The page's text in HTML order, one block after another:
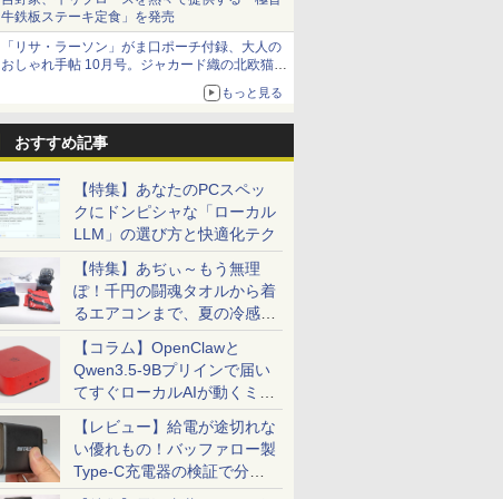
牛鉄板ステーキ定食」を発売
「リサ・ラーソン」がま口ポーチ付録、大人の
おしゃれ手帖 10月号。ジャカード織の北欧猫デ
もっと見る
おすすめ記事
【特集】あなたのPCスペッ
クにドンピシャな「ローカル
LLM」の選び方と快適化テク
【特集】あぢぃ～もう無理
ぽ！千円の闘魂タオルから着
るエアコンまで、夏の冷感グ
ッズ一挙紹介
【コラム】OpenClawと
Qwen3.5-9Bプリインで届い
てすぐローカルAIが動くミニ
PC「SER9 Pro」
【レビュー】給電が途切れな
い優れもの！バッファロー製
Type-C充電器の検証で分か
ったこと